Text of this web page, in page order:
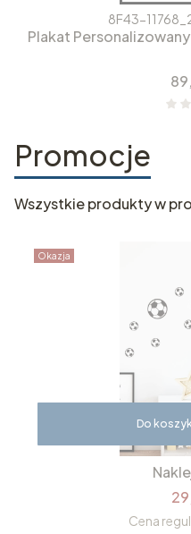
8F43-
Plakat
Promocje
Wszystkie produkty w
Okazja
Do
Cena